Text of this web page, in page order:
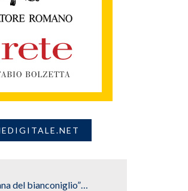
del bianconiglio”…